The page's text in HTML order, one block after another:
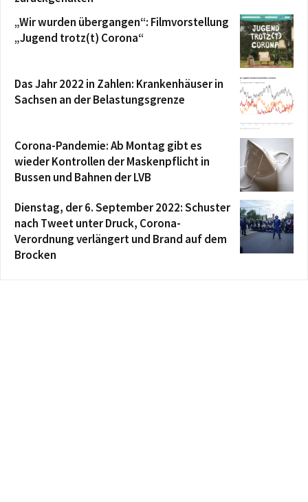
„Wir wurden übergangen“: Filmvorstellung
„Jugend trotz(t) Corona“
Das Jahr 2022 in Zahlen: Krankenhäuser in
Sachsen an der Belastungsgrenze
Corona-Pandemie: Ab Montag gibt es
wieder Kontrollen der Maskenpflicht in
Bussen und Bahnen der LVB
Dienstag, der 6. September 2022: Schuster
nach Tweet unter Druck, Corona-
Verordnung verlängert und Brand auf dem
Brocken